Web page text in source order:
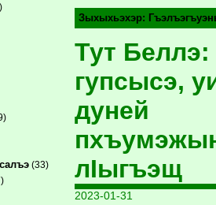
(33)
Зыхыхьэхэр:
Тут Беллэ:
гупсысэ,
дуней
лIыгъэщ
2023-01-31